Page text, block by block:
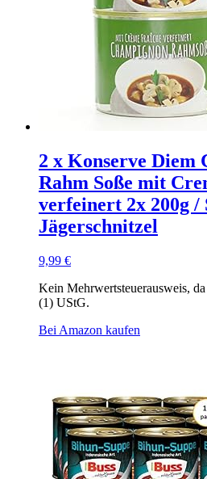
2 x Konserve Diem
Rahm Soße mit
verfeinert 2x 200g /
Jägerschnitzel
9,99 €
Kein Mehrwertsteuerausweis,
(1) UStG.
Bei Amazon kaufen